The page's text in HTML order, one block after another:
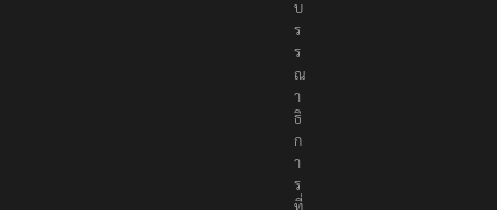
อ
ง
บ
ร
ร
ณ
า
ธิ
ก